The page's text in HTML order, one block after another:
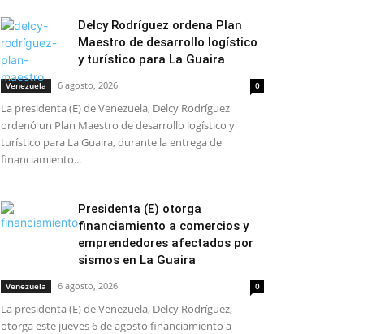
Delcy Rodríguez ordena Plan
Maestro de desarrollo logístico
y turístico para La Guaira
Venezuela 6 agosto, 2026 0
La presidenta (E) de Venezuela, Delcy Rodríguez
ordenó un Plan Maestro de desarrollo logístico y
turístico para La Guaira, durante la entrega de
financiamiento...
Presidenta (E) otorga
financiamiento a comercios y
emprendedores afectados por
sismos en La Guaira
Venezuela 6 agosto, 2026 0
La presidenta (E) de Venezuela, Delcy Rodríguez,
otorga este jueves 6 de agosto financiamiento a